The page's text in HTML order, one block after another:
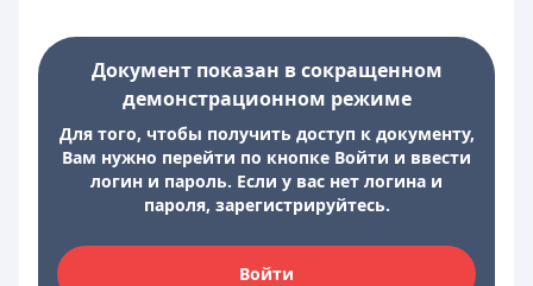
Документ показан в сокращенном
демонстрационном режиме
Для того, чтобы получить доступ к документу,
Вам нужно перейти по кнопке Войти и ввести
логин и пароль. Если у вас нет логина и
пароля, зарегистрируйтесь.
Войти